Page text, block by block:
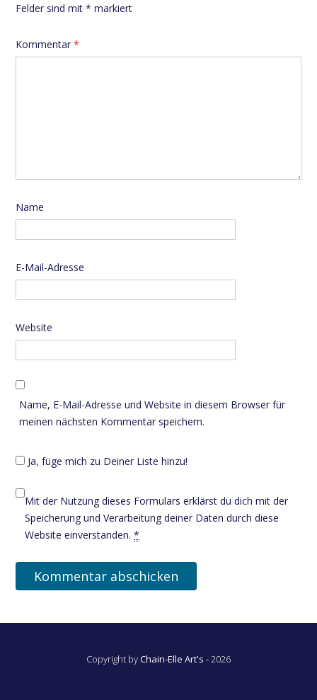
Felder sind mit * markiert
Kommentar *
Name
E-Mail-Adresse
Website
Name, E-Mail-Adresse und Website in diesem Browser für
meinen nächsten Kommentar speichern.
Ja, füge mich zu Deiner Liste hinzu!
Mit der Nutzung dieses Formulars erklärst du dich mit der
Speicherung und Verarbeitung deiner Daten durch diese
Website einverstanden. *
Copyright byChain-Elle Art's -2026